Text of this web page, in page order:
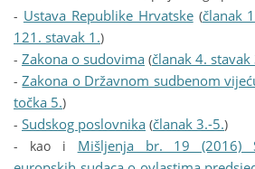
- Ustava Republike Hrvatske(članak
121. stavak 1.)
- Zakona o sudovima (članak 4.
-Zakona o Državnom sudbenom
točka 5.)
- Sudskog poslovnika (članak 3.-5.)
- kao i Mišljenja br. 19 (2016)